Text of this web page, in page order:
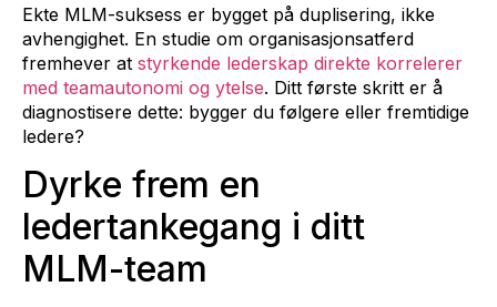
Ekte MLM-suksess er bygget på duplisering, ikke
avhengighet. En studie om organisasjonsatferd
fremhever at styrkende lederskap direkte korrelerer
med teamautonomi og ytelse. Ditt første skritt er å
diagnostisere dette: bygger du følgere eller fremtidige
ledere?
Dyrke frem en
ledertankegang i ditt
MLM-team